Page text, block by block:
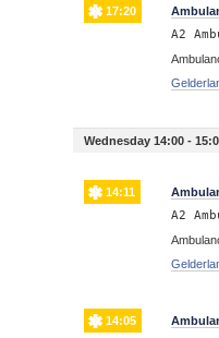
17:20
A2
Wednesday 14:00 -
14:11
A2
14:05